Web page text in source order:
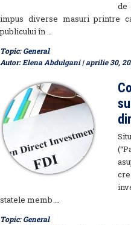
de
impus diverse masuri printre
publicului în …
Topic:General
Autor:Elena Abdulgani| aprilie 30,
statele memb …
Topic:General